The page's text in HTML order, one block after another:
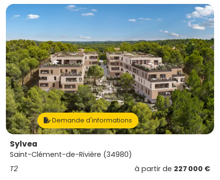
Demande d'informations
Sylvea
Saint-Clément-de-Rivière (34980)
T2
à partir de 227 000 €